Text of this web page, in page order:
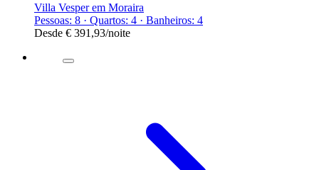
Villa Vesper em Moraira
Pessoas: 8 · Quartos: 4 · Banheiros: 4
Desde € 391,93/noite